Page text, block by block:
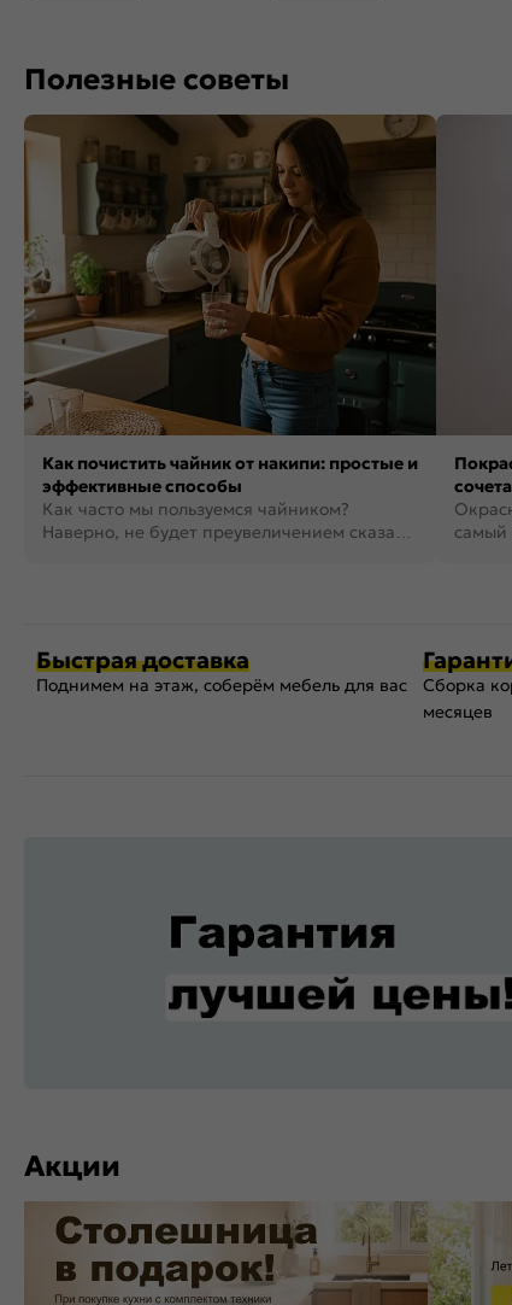
Полезные советы
Как почистить чайник от накипи: простые и
эффективные способы
Как часто мы пользуемся чайником?
Наверно, не будет преувеличением сказать,
фото
самый
Быстрая доставка
Поднимем на этаж, соберём мебель для вас
Сборка
месяцев
Акции